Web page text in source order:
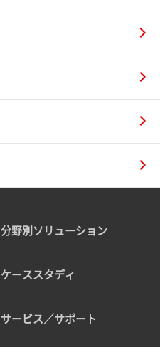
分野別ソリューション
ケーススタディ
サービス／サポート